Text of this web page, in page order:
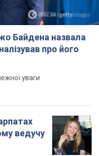
Байдена назвала
про його
уваги
ведучу